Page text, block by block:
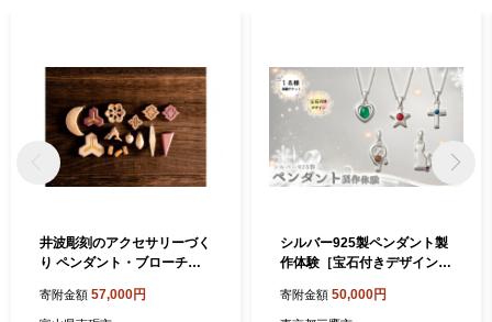
井波彫刻のアクセサリーづく
り ペンダント・ブローチ＜
寄附金額 57,000円
シルバー925製ペンダント製
作体験［宝石付きデザイン］
ダント製作体験 シルバー925
寄附金額 50,000円